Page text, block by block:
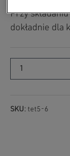
Przy
dokładnie dla
SKU: tet5-6